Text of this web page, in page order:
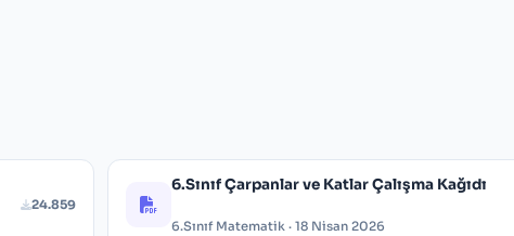
24.859
6.Sınıf Çarpanlar ve Katlar Çalışma Kağıdı
6.Sınıf Matematik · 18 Nisan 2026